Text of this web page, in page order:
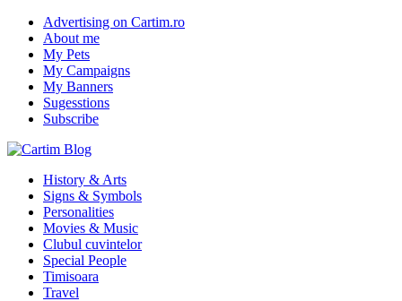
Advertising on Cartim.ro
About me
My Pets
My Campaigns
My Banners
Sugesstions
Subscribe
History & Arts
Signs & Symbols
Personalities
Movies & Music
Clubul cuvintelor
Special People
Timisoara
Travel